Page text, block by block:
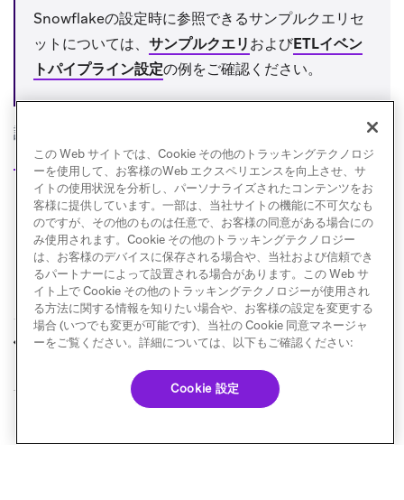
Snowflakeの設定時に参照できるサンプルクエリセ
ットについては、 サンプルクエリおよびETLイベン
トパイプライン設定の例をご確認ください。
設定手順については、
クラウドデータ取り込み: データ
ウェアハウス統合を参照してください。
前へデータウェアハウス 次へ データ共有
© Braze. All Rights Reserved Privacy Policy
この Web サイトでは、Cookie その他のトラッキングテクノロジ
ーを使用して、お客様のWeb エクスペリエンスを向上させ、サ
イトの使用状況を分析し、パーソナライズされたコンテンツをお
客様に提供しています。一部は、当社サイトの機能に不可欠なも
のですが、その他のものは任意で、お客様の同意がある場合にの
み使用されます。Cookie その他のトラッキングテクノロジー
は、お客様のデバイスに保存される場合や、当社および信頼でき
るパートナーによって設置される場合があります。この Web サ
イト上で Cookie その他のトラッキングテクノロジーが使用され
る方法に関する情報を知りたい場合や、お客様の設定を変更する
場合 (いつでも変更が可能です)、当社の Cookie 同意マネージャ
ーをご覧ください。詳細については、以下もご確認ください:
Cookie 設定